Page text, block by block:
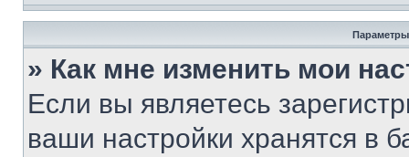
Параметры
» Как мне изменить мои
Если вы являетесь
ваши настройки хранятся в